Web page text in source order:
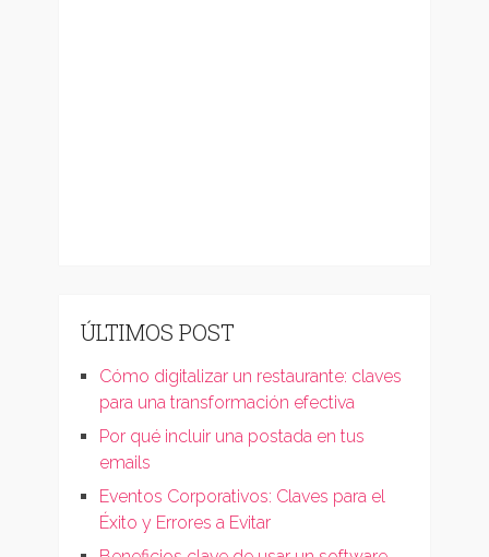
ÚLTIMOS POST
Cómo digitalizar un restaurante: claves
para una transformación efectiva
Por qué incluir una postada en tus
emails
Eventos Corporativos: Claves para el
Éxito y Errores a Evitar